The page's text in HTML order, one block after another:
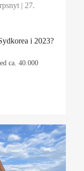
| 27.
i 2023?
ca. 40.000